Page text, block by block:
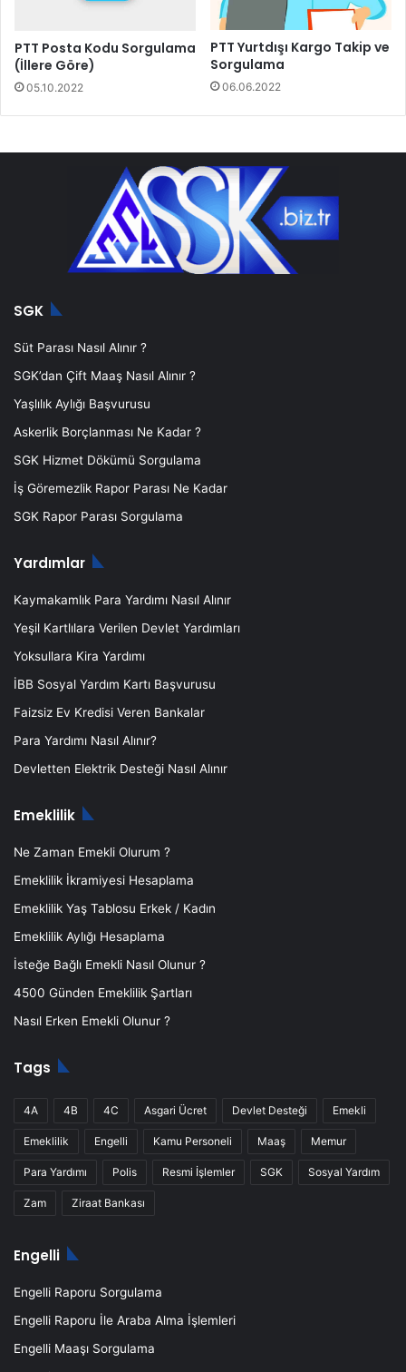
PTT Posta Kodu Sorgulama
(İllere Göre)
05.10.2022
PTT Yurtdışı Kargo Takip ve
Sorgulama
06.06.2022
SGK
Süt Parası Nasıl Alınır ?
SGK’dan Çift Maaş Nasıl Alınır ?
Yaşlılık Aylığı Başvurusu
Askerlik Borçlanması Ne Kadar ?
SGK Hizmet Dökümü Sorgulama
İş Göremezlik Rapor Parası Ne Kadar
SGK Rapor Parası Sorgulama
Yardımlar
Kaymakamlık Para Yardımı Nasıl Alınır
Yeşil Kartlılara Verilen Devlet Yardımları
Yoksullara Kira Yardımı
İBB Sosyal Yardım Kartı Başvurusu
Faizsiz Ev Kredisi Veren Bankalar
Para Yardımı Nasıl Alınır?
Devletten Elektrik Desteği Nasıl Alınır
Emeklilik
Ne Zaman Emekli Olurum ?
Emeklilik İkramiyesi Hesaplama
Emeklilik Yaş Tablosu Erkek / Kadın
Emeklilik Aylığı Hesaplama
İsteğe Bağlı Emekli Nasıl Olunur ?
4500 Günden Emeklilik Şartları
Nasıl Erken Emekli Olunur ?
Tags
4A 4B 4C Asgari Ücret Devlet Desteği Emekli
Emeklilik Engelli Kamu Personeli Maaş Memur
Para Yardımı Polis Resmi İşlemler SGK Sosyal Yardım
Zam Ziraat Bankası
Engelli
Engelli Raporu Sorgulama
Engelli Raporu İle Araba Alma İşlemleri
Engelli Maaşı Sorgulama